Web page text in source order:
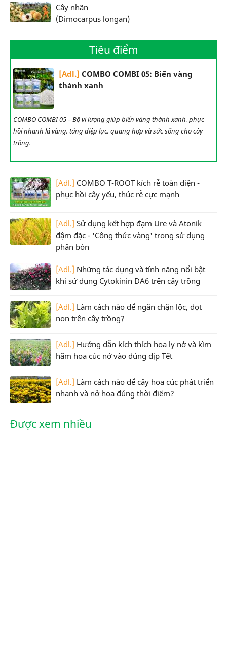
Cây nhãn
(Dimocarpus longan)
Tiêu điểm
[Adl.] COMBO COMBI 05: Biến vàng
thành xanh
COMBO COMBI 05 – Bộ vi lượng giúp biến vàng thành xanh, phục
hồi nhanh lá vàng, tăng diệp lục, quang hợp và sức sống cho cây
trồng.
[Adl.] COMBO T-ROOT kích rễ toàn diện -
phục hồi cây yếu, thúc rễ cực mạnh
[Adl.] Sử dụng kết hợp đạm Ure và Atonik
đậm đặc - 'Công thức vàng' trong sử dụng
phân bón
[Adl.] Những tác dụng và tính năng nổi bật
khi sử dụng Cytokinin DA6 trên cây trồng
[Adl.] Làm cách nào để ngăn chặn lộc, đọt
non trên cây trồng?
[Adl.] Hướng dẫn kích thích hoa ly nở và kìm
hãm hoa cúc nở vào đúng dịp Tết
[Adl.] Làm cách nào để cây hoa cúc phát triển
nhanh và nở hoa đúng thời điểm?
Được xem nhiều